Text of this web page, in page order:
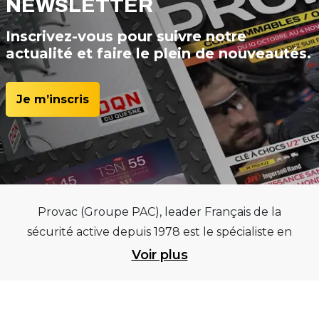
NEWSLETTER
Inscrivez-vous pour suivre notre
actualité et faire le plein de nouveautés.
Je m’inscris
Provac (Groupe PAC), leader Français de la
sécurité active depuis 1978 est le spécialiste en
équipements pour garages et centres
Voir plus